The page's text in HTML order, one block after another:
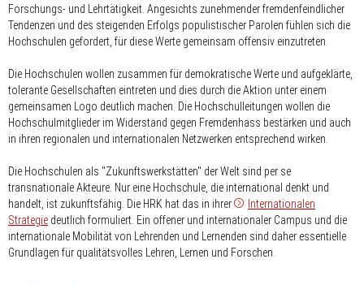
Forschungs- und Lehrtätigkeit. Angesichts zunehmender fremdenfeindlicher
Tendenzen und des steigenden Erfolgs populistischer Parolen fühlen sich die
Hochschulen gefordert, für diese Werte gemeinsam offensiv einzutreten.
Die Hochschulen wollen zusammen für demokratische Werte und aufgeklärte,
tolerante Gesellschaften eintreten und dies durch die Aktion unter einem
gemeinsamen Logo deutlich machen. Die Hochschulleitungen wollen die
Hochschulmitglieder im Widerstand gegen Fremdenhass bestärken und auch
in ihren regionalen und internationalen Netzwerken entsprechend wirken.
Die Hochschulen als "Zukunftswerkstätten" der Welt sind per se
transnationale Akteure. Nur eine Hochschule, die international denkt und
handelt, ist zukunftsfähig. Die HRK hat das in ihrer
Internationalen
Strategie deutlich formuliert. Ein offener und internationaler Campus und die
internationale Mobilität von Lehrenden und Lernenden sind daher essentielle
Grundlagen für qualitätsvolles Lehren, Lernen und Forschen.